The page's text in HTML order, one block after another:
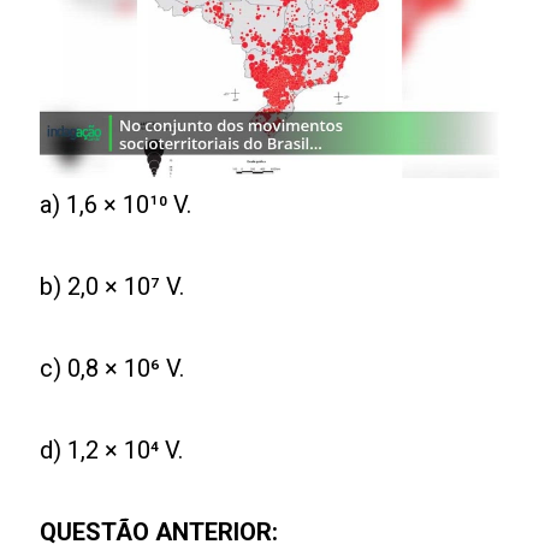
a) 1,6 × 10¹⁰ V.
b) 2,0 × 10⁷ V.
c) 0,8 × 10⁶ V.
d) 1,2 × 10⁴ V.
QUESTÃO ANTERIOR: